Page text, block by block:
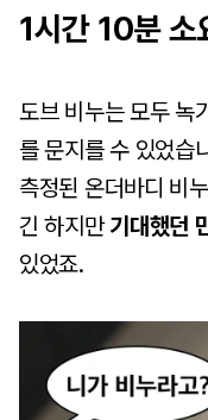
1시간 10분
도브 비누는 모두 녹
를 문지를 수 있었
측정된 온더바디 비
긴 하지만기대했던
있었죠.